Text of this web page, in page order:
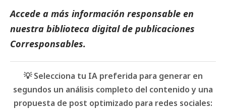
Accede a más información responsable en
nuestra biblioteca digital de publicaciones
Corresponsables.
💡 Selecciona tu IA preferida para generar en
segundos un análisis completo del contenido y una
propuesta de post optimizado para redes sociales: